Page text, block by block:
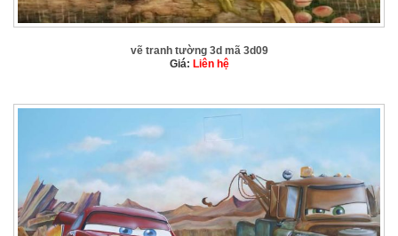
vẽ tranh tường 3d mã 3d09
Giá: Liên hệ